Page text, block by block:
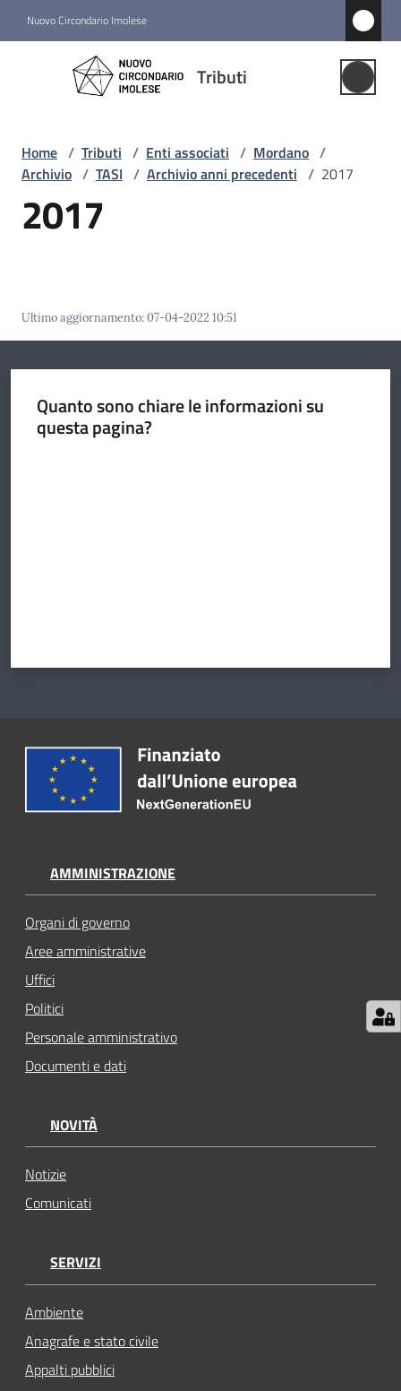
Nuovo Circondario Imolese
Tributi
Tributi
Gestione
Notizie
Comuni
Struttura
e
funzioni
Home / Tributi / Enti associati / Mordano /
Archivio / TASI / Archivio anni precedenti / 2017
2017
Ultimo aggiornamento:07-04-2022 10:51
Quanto sono chiare le informazioni su
questa pagina?
AMMINISTRAZIONE
Organi di governo
Aree amministrative
Uffici
Politici
Personale amministrativo
Documenti e dati
NOVITÀ
Notizie
Comunicati
SERVIZI
Ambiente
Anagrafe e stato civile
Appalti pubblici